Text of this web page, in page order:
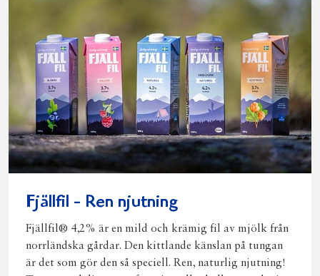
Fjällfil - Ren njutning
Fjällfil® 4,2% är en mild och krämig fil av mjölk från
norrländska gårdar. Den kittlande känslan på tungan
är det som gör den så speciell. Ren, naturlig njutning!